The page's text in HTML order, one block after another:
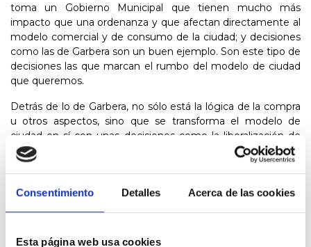
Consentimiento Detalles Acerca de las cookies
Esta página web usa cookies
toma un Gobierno Municipal que tienen mucho más
impacto que una ordenanza y que afectan directamente al
modelo comercial y de consumo de la ciudad; y decisiones
como las de Garbera son un buen ejemplo. Son este tipo de
decisiones las que marcan el rumbo del modelo de ciudad
que queremos.
Detrás de lo de Garbera, no sólo está la lógica de la compra
u otros aspectos, sino que se transforma el modelo de
ciudad en sí con unas decisiones como la liberalización de
los horarios, las ampliaciones masivas de centros
comerciales en el extrarradio, etc, etc... Lo del modelo de
otras, como el TAV, el metro, etc... unimos un
rompecabezas que dibuja un nuevo modelo socio-
extranjera, del consumo masivo, y no de sostenibilidad ni de